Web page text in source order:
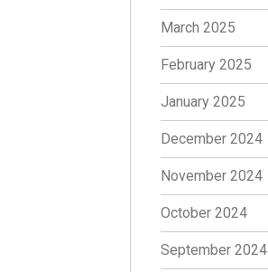
March 2025
February 2025
January 2025
December 2024
November 2024
October 2024
September 2024